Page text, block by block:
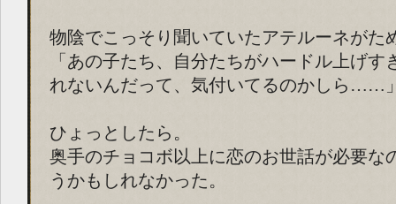
物陰でこっそり聞いていたアテルーネがた
「あの子たち、自分たちがハードル上げす
れないんだって、気付いてるのかしら……
ひょっとしたら。
奥手のチョコボ以上に恋のお世話が必要な
うかもしれなかった。